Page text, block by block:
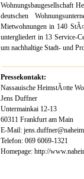
Wohnungsbaugesellschaft
deutschen
Mietwohnungen in 140
untergliedert in 13 Service-
um nachhaltige Stadt- und
Pressekontakt:
Nassauische HeimstÃ¤tte
Jens Duffner
Untermainkai 12-13
60311 Frankfurt am Main
E-Mail:
Telefon: 069 6069-1321
Homepage: http://